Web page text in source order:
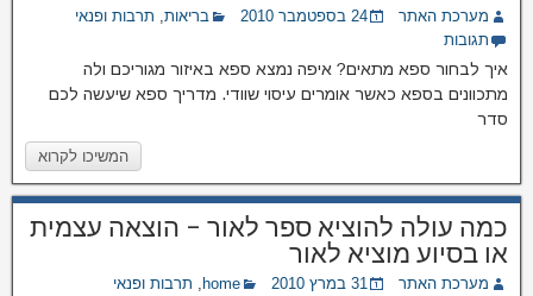
מערכת האתר 24 בספטמבר 2010 בריאות, תרבות ופנאי
תגובות
איך לבחור ספא מתאים? איפה נמצא ספא באיזור מגוריכם ולה
מתכוונים בספא כאשר אומרים עיסוי שוודי. מדריך ספא שיעשה לכם
סדר
המשיכו לקרוא
כמה עולה להוציא ספר לאור – הוצאה עצמית
או בסיוע מוציא לאור
מערכת האתר 31 במרץ 2010 home
, תרבות ופנאי